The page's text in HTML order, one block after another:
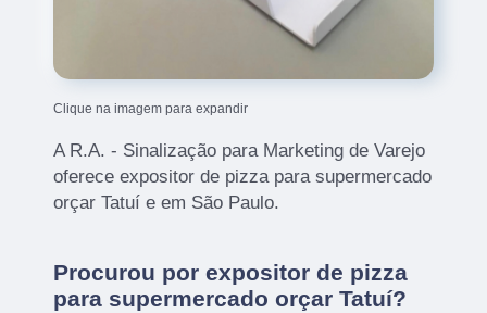
Clique na imagem para expandir
A R.A. - Sinalização para Marketing de Varejo
oferece expositor de pizza para supermercado
orçar Tatuí e em São Paulo.
Procurou por expositor de pizza
para supermercado orçar Tatuí?